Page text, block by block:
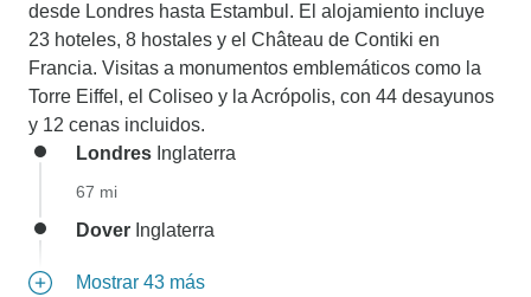
desde Londres hasta Estambul. El alojamiento incluye
23 hoteles, 8 hostales y el Château de Contiki en
Francia. Visitas a monumentos emblemáticos como la
Torre Eiffel, el Coliseo y la Acrópolis, con 44 desayunos
y 12 cenas incluidos.
Londres Inglaterra
67 mi
Dover Inglaterra
Mostrar 43 más